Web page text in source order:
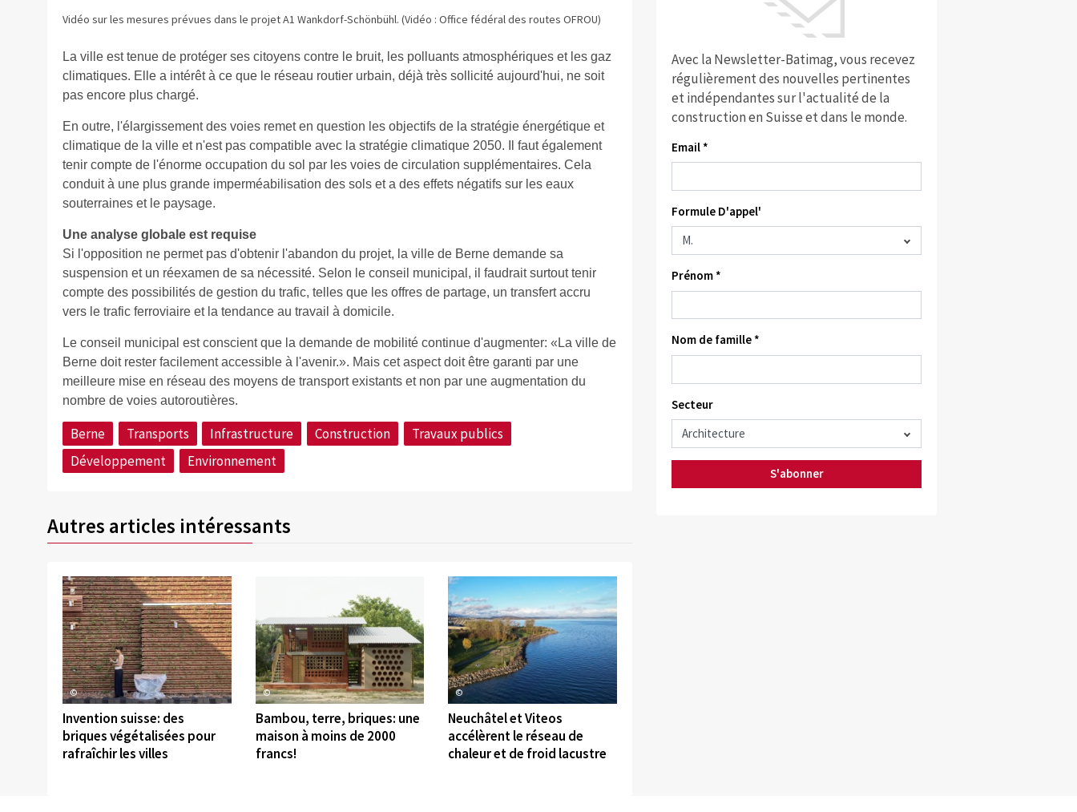
Vidéo sur les mesures prévues dans le projet A1 Wankdorf-Schönbühl. (Vidéo : Office fédéral des routes OFROU)
La ville est tenue de protéger ses citoyens contre le bruit, les polluants atmosphériques et les gaz
climatiques. Elle a intérêt à ce que le réseau routier urbain, déjà très sollicité aujourd'hui, ne soit
pas encore plus chargé.
En outre, l'élargissement des voies remet en question les objectifs de la stratégie énergétique et
climatique de la ville et n'est pas compatible avec la stratégie climatique 2050. Il faut également
tenir compte de l'énorme occupation du sol par les voies de circulation supplémentaires. Cela
conduit à une plus grande imperméabilisation des sols et a des effets négatifs sur les eaux
souterraines et le paysage.
Une analyse globale est requise
Si l'opposition ne permet pas d'obtenir l'abandon du projet, la ville de Berne demande sa
suspension et un réexamen de sa nécessité. Selon le conseil municipal, il faudrait surtout tenir
compte des possibilités de gestion du trafic, telles que les offres de partage, un transfert accru
vers le trafic ferroviaire et la tendance au travail à domicile.
Le conseil municipal est conscient que la demande de mobilité continue d'augmenter: «La ville de
Berne doit rester facilement accessible à l'avenir.». Mais cet aspect doit être garanti par une
meilleure mise en réseau des moyens de transport existants et non par une augmentation du
nombre de voies autoroutières.
Berne Transports Infrastructure Construction
Travaux publics
Développement
Environnement
Autres articles intéressants
©
Invention suisse: des
briques végétalisées pour
rafraîchir les villes
©
Bambou, terre, briques: une
maison à moins de 2000
francs!
©
Neuchâtel et Viteos
accélèrent le réseau de
chaleur et de froid lacustre
Avec la Newsletter-Batimag, vous recevez
régulièrement des nouvelles pertinentes
et indépendantes sur l'actualité de la
construction en Suisse et dans le monde.
Email *
Formule D'appel'
Prénom *
Nom de famille *
Secteur
S'abonner